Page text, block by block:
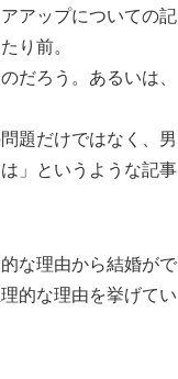
アップについての記
り前。
だろう。あるいは、
題だけではなく、男
」というような記事
な理由から結婚がで
的な理由を挙げてい